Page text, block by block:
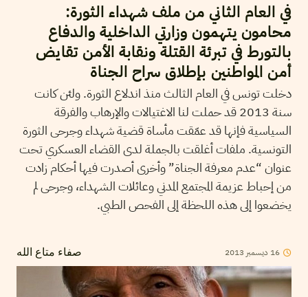
في العام الثاني من ملف شهداء الثورة:
محامون يتهمون وزارتي الداخلية والدفاع
بالتورط في تبرئة القتلة ونقابة الأمن تقايض
أمن المواطنين بإطلاق سراح الجناة
دخلت تونس في العام الثالث منذ اندلاع الثورة. ولئن كانت
سنة 2013 قد حملت لنا الاغتيالات والإرهاب والفرقة
السياسية فإنها قد عمّقت مأساة قضية شهداء وجرحى الثورة
التونسية. ملفات أغلقت بالجملة لدى القضاء العسكري تحت
عنوان “عدم معرفة الجناة” وأخرى أصدرت فيها أحكام زادت
من إحباط عزيمة المجتمع المدني وعائلات الشهداء، وجرحى لم
يخضعوا إلى هذه اللحظة إلى الفحص الطبي.
صفاء متاع الله 16 ديسمبر 2013